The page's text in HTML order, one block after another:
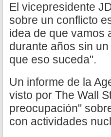
El vicepresidente
sobre un conflicto
idea de que vamos
durante años sin
que eso suceda".
Un informe de la
visto por The Wall
preocupación"
con actividades